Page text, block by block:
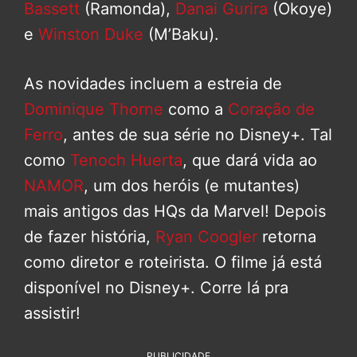
Bassett (Ramonda), Danai Gurira (Okoye)
e Winston Duke (M’Baku).
As novidades incluem a estreia de
Dominique Thorne como a Coração de
Ferro, antes de sua série no Disney+. Tal
como Tenoch Huerta, que dará vida ao
NAMOR, um dos heróis (e mutantes)
mais antigos das HQs da Marvel! Depois
de fazer história, Ryan Coogler retorna
como diretor e roteirista. O filme já está
disponível no Disney+. Corre lá pra
assistir!